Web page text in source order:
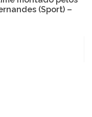
(Sport) –